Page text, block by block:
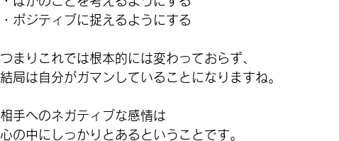
・ポジティブに捉えるようにする
つまりこれでは根本的には変わっておらず、
結局は自分がガマンしていることになりますね。
相手へのネガティブな感情は
心の中にしっかりとあるということです。